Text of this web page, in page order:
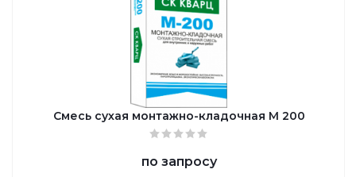
Смесь сухая монтажно-кладочная М 200
по запросу